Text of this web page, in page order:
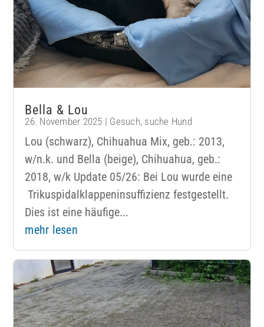
Bella & Lou
26. November 2025 | Gesuch, suche Hund
Lou (schwarz), Chihuahua Mix, geb.: 2013,
w/n.k. und Bella (beige), Chihuahua, geb.:
2018, w/k Update 05/26: Bei Lou wurde eine
Trikuspidalklappeninsuffizienz festgestellt.
Dies ist eine häufige...
mehr lesen